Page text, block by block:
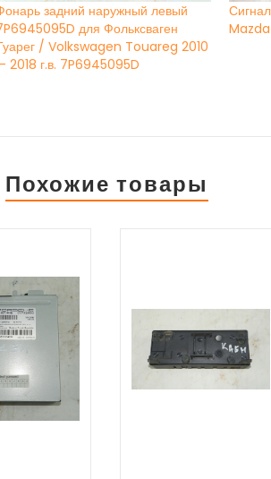
задний наружный левый
для Фольксваген
/ Volkswagen Touareg 2010
2018 г.в. 7P6945095D
Похожие товары